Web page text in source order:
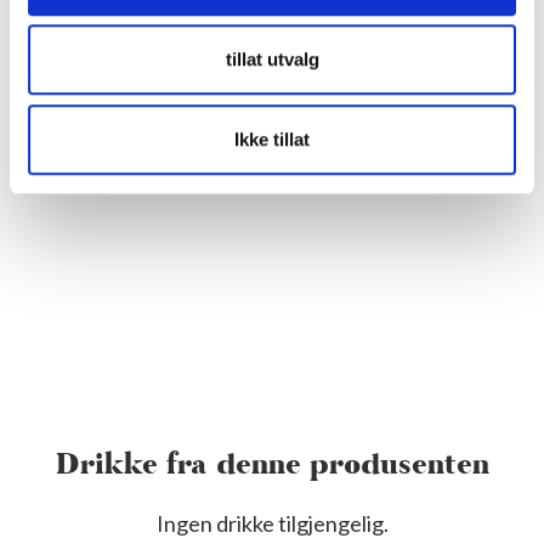
tillat utvalg
Ikke tillat
Drikke fra denne produsenten
Ingen drikke tilgjengelig.